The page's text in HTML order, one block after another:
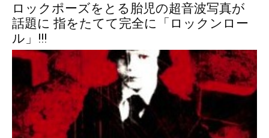
ロックポーズをとる胎児の超音波写真が
話題に 指をたてて完全に「ロックンロー
ル」!!!